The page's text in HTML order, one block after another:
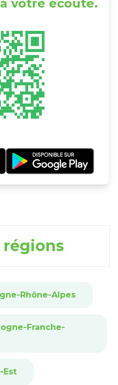
votre écoute.
Rhône-Alpes
Franche-
Est